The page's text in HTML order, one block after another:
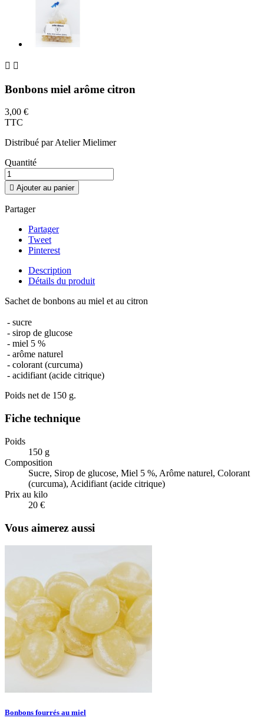
 
Bonbons miel arôme citron
3,00 €
TTC
Distribué par Atelier Mielimer
Quantité
 Ajouter au panier
Partager
Partager
Tweet
Pinterest
Description
Détails du produit
Sachet de bonbons au miel et au citron
- sucre
- sirop de glucose
- miel 5 %
- arôme naturel
- colorant (curcuma)
- acidifiant (acide citrique)
Poids net de 150 g.
Fiche technique
Poids
150 g
Composition
Sucre, Sirop de glucose, Miel 5 %, Arôme naturel, Colorant
(curcuma), Acidifiant (acide citrique)
Prix au kilo
20 €
Vous aimerez aussi
Bonbons fourrés au miel